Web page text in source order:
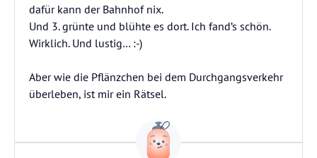
dafür kann der Bahnhof nix.
Und 3. grünte und blühte es dort. Ich fand’s schön.
Wirklich. Und lustig… :-)
Aber wie die Pflänzchen bei dem Durchgangsverkehr
überleben, ist mir ein Rätsel.